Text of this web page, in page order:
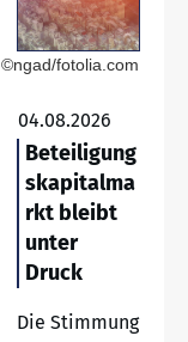
©ngad/fotolia.com
04.08.2026
Beteiligung
skapitalma
rkt bleibt
unter
Druck
Die Stimmung